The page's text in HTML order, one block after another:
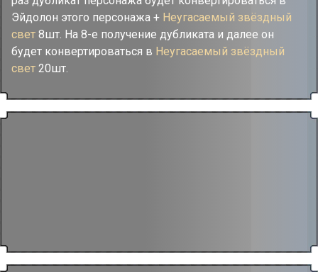
Эйдолон этого персонажа + Неугасаемый звёздный
свет 8шт. На 8-е получение дубликата и далее он
будет конвертироваться в Неугасаемый звёздный
свет 20шт.